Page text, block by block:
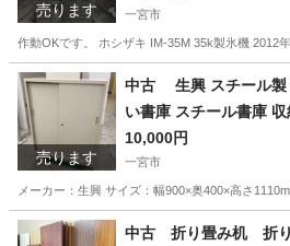
売ります
務ヶ原 三重 愛知 グッド
一宮市
作動OKです。 ホシザキ IM-35M 35k製氷機 2012
愛知 一宮市 その他
売ります
中古 生興 スチール製
い書庫 スチール書庫
プ 3段 ローキャビネ
110mm 愛知 一宮
市 名古屋 岐阜 各
ドプライス一宮
10,000円
一宮市
メーカー：生興 サイズ：幅900×奥400×高さ
愛知 一宮市 オフィス用家具 書庫
中古 折り畳み机 折